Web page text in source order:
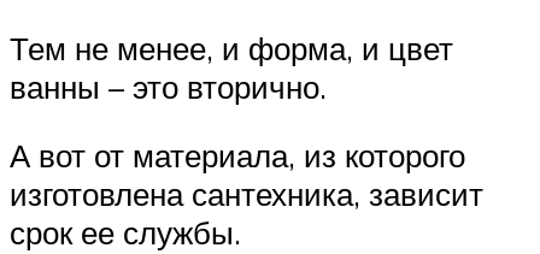
Тем не менее, и форма, и цвет
ванны – это вторично.
А вот от материала, из которого
изготовлена сантехника, зависит
срок ее службы.